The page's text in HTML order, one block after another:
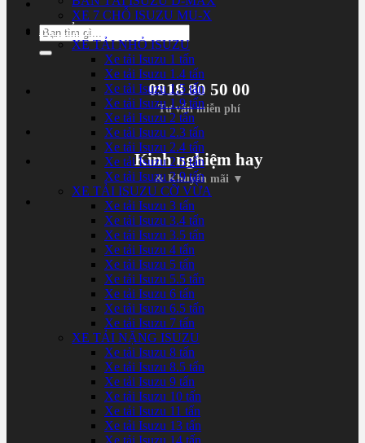
Tìm
kiếm:
0918 80 50 00
Tư vấn miễn phí
Kinh nghiệm hay
& Khuyến mãi ▼
XE 7 CHỖ ISUZU MU-X
XE TẢI ISUZU
XE TẢI NHỎ ISUZU
Xe tải Isuzu 1 tấn
Xe tải Isuzu 1.4 tấn
Xe tải Isuzu 1.5 tấn
Xe tải Isuzu 1.9 tấn
Xe tải Isuzu 2 tấn
Xe tải Isuzu 2.3 tấn
Xe tải Isuzu 2.4 tấn
Xe tải Isuzu 2.5 tấn
Xe tải Isuzu 2.9 tấn
XE TẢI ISUZU CỠ VỪA
Xe tải Isuzu 3 tấn
Xe tải Isuzu 3.4 tấn
Xe tải Isuzu 3.5 tấn
Xe tải Isuzu 4 tấn
Xe tải Isuzu 5 tấn
Xe tải Isuzu 5.5 tấn
Xe tải Isuzu 6 tấn
Xe tải Isuzu 6.5 tấn
Xe tải Isuzu 7 tấn
XE TẢI NẶNG ISUZU
Xe tải Isuzu 8 tấn
Xe tải Isuzu 8.5 tấn
Xe tải Isuzu 9 tấn
Xe tải Isuzu 10 tấn
Xe tải Isuzu 11 tấn
Xe tải Isuzu 13 tấn
Xe tải Isuzu 14 tấn